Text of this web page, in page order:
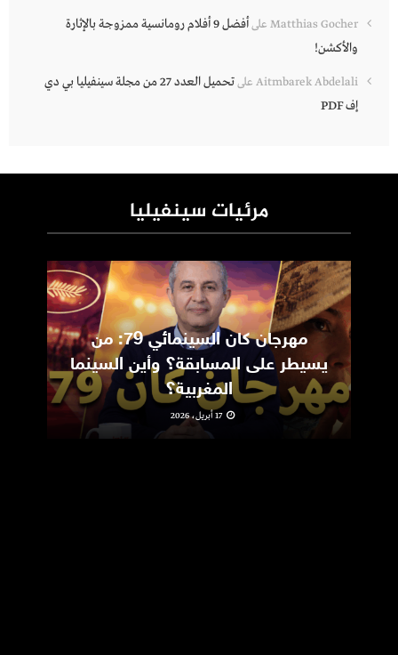
Matthias Gocher على
أفضل 9 أفلام رومانسية ممزوجة بالإثارة
والأكشن!
Aitmbarek Abdelali على
تحميل العدد 27 من مجلة سينفيليا بي دي
إف PDF
مرئيات سينفيليا
مهرجان كان السينمائي 79: من
يسيطر على المسابقة؟ وأين السينما
المغربية؟
17 أبريل، 2026